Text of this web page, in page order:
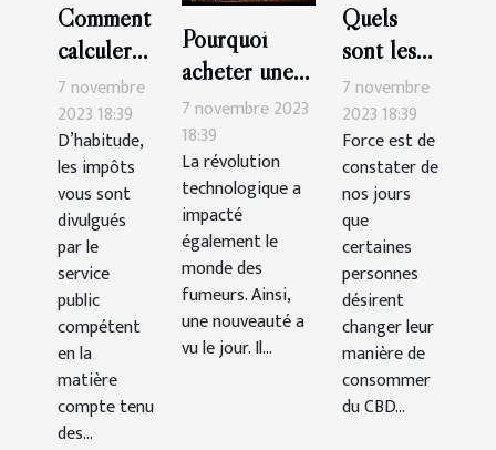
Comment
calculer
soi-même
son impôt
en
France ?
7 novembre
2023 18:39
D’habitude,
les impôts
vous sont
divulgués
par le
service
public
compétent
en la
matière
compte tenu
des...
Pourquoi
acheter une
cigarette
électronique ?
7 novembre 2023
18:39
La révolution
technologique a
impacté
également le
monde des
fumeurs. Ainsi,
une nouveauté a
vu le jour. Il...
Quels
sont les
bienfaits
du thé au
CBD ?
7 novembre
2023 18:39
Force est de
constater de
nos jours
que
certaines
personnes
désirent
changer leur
manière de
consommer
du CBD...